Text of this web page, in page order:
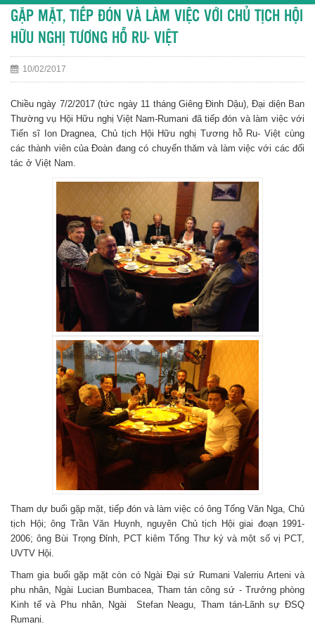
GẶP MẶT, TIẾP ĐÓN VÀ LÀM VIỆC VỚI CHỦ TỊCH HỘI
HỮU NGHỊ TƯƠNG HỖ RU- VIỆT
10/02/2017
Chiều ngày 7/2/2017 (tức ngày 11 tháng Giêng Đinh Dậu), Đại diện Ban
Thường vụ Hội Hữu nghị Việt Nam-Rumani đã tiếp đón và làm việc với
Tiến sĩ Ion Dragnea, Chủ tịch Hội Hữu nghị Tương hỗ Ru- Việt cùng
các thành viên của Đoàn đang có chuyến thăm và làm việc với các đối
tác ở Việt Nam.
Tham dự buổi gặp mặt, tiếp đón và làm việc có ông Tống Văn Nga, Chủ
tịch Hội; ông Trần Văn Huynh, nguyên Chủ tịch Hội giai đoạn 1991-
2006; ông Bùi Trọng Đỉnh, PCT kiêm Tổng Thư ký và một số vị PCT,
UVTV Hội.
Tham gia buổi gặp mặt còn có Ngài Đại sứ Rumani Valerriu Arteni và
phu nhân, Ngài Lucian Bumbacea, Tham tán công sứ - Trưởng phòng
Kinh tế và Phu nhân, Ngài Stefan Neagu, Tham tán-Lãnh sự ĐSQ
Rumani.